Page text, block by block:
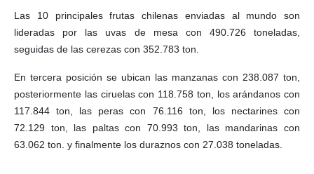
Las 10 principales frutas chilenas enviadas al mundo son
lideradas por las uvas de mesa con 490.726 toneladas,
seguidas de las cerezas con 352.783 ton.
En tercera posición se ubican las manzanas con 238.087 ton,
posteriormente las ciruelas con 118.758 ton, los arándanos con
117.844 ton, las peras con 76.116 ton, los nectarines con
72.129 ton, las paltas con 70.993 ton, las mandarinas con
63.062 ton. y finalmente los duraznos con 27.038 toneladas.